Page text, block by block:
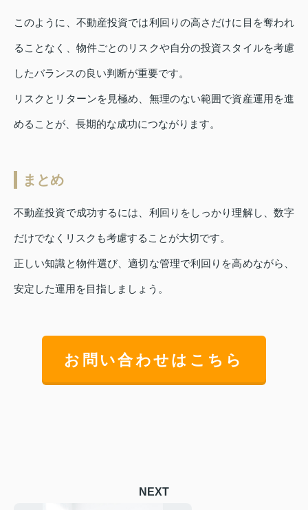
このように、不動産投資では利回りの高さだけに目を奪われ
ることなく、物件ごとのリスクや自分の投資スタイルを考慮
したバランスの良い判断が重要です。
リスクとリターンを見極め、無理のない範囲で資産運用を進
めることが、長期的な成功につながります。
まとめ
不動産投資で成功するには、利回りをしっかり理解し、数字
だけでなくリスクも考慮することが大切です。
正しい知識と物件選び、適切な管理で利回りを高めながら、
安定した運用を目指しましょう。
お問い合わせはこちら
NEXT